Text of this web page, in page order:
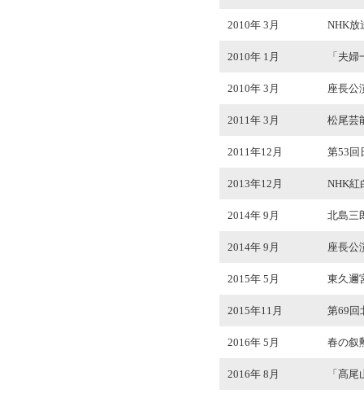
2010年 3月 NHK放
2010年 1月 「夫
2010年 3月 座長公
2011年 3月 松尾芸
2011年12月 第53回
2013年12月 NHK紅
2014年 9月 北島三
2014年 9月 座長公
2015年 5月 東久邇
2015年11月 第69回
2016年 5月 春の叙
2016年 8月 「髙